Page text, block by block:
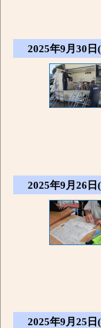
2025年9月30日
2025年9月26日
2025年9月25日